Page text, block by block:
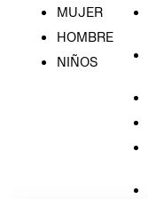
MUJER
HOMBRE
NIÑOS